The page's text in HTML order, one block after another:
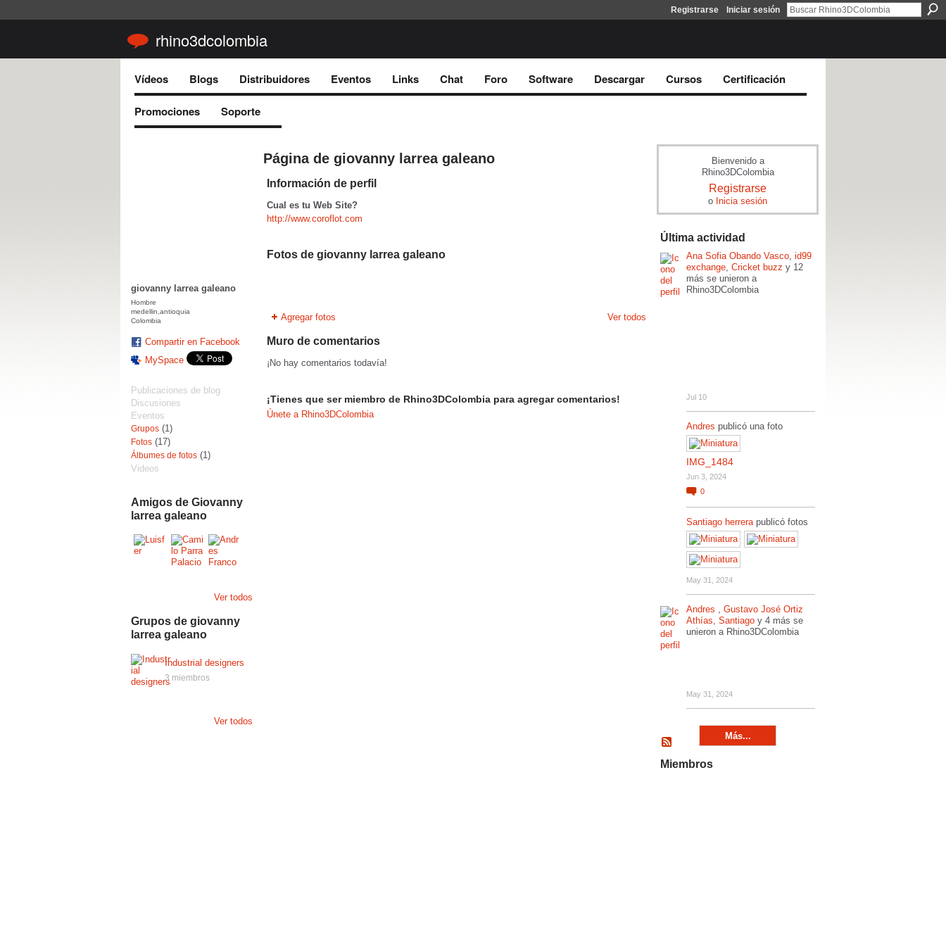
Registrarse Iniciar sesión
rhino3dcolombia
Vídeos Blogs Distribuidores Eventos Links Chat Foro Software Descargar Cursos Certificación
Promociones Soporte
giovanny larrea galeano
Hombre
medellin,antioquia
Colombia
Compartir en Facebook
MySpace
Publicaciones de blog
Discusiones
Eventos
Grupos (1)
Fotos (17)
Álbumes de fotos (1)
Videos
Amigos de Giovanny
larrea galeano
Ver todos
Grupos de giovanny
larrea galeano
Industrial designers
3 miembros
Ver todos
Página de giovanny larrea galeano
Información de perfil
Cual es tu Web Site?
http://www.coroflot.com
Fotos de giovanny larrea galeano
Agregar fotos Ver todos
Muro de comentarios
¡No hay comentarios todavía!
¡Tienes que ser miembro de Rhino3DColombia para agregar comentarios!
Únete a Rhino3DColombia
Bienvenido a
Rhino3DColombia
Registrarse
o Inicia sesión
Última actividad
Ana Sofia Obando Vasco, id99
exchange, Cricket buzz y 12
más se unieron a
Rhino3DColombia
Jul 10
Andres publicó una foto
IMG_1484
Jun 3, 2024
0
Santiago herrerapublicó fotos
May 31, 2024
Andres , Gustavo José Ortiz
Athías, Santiago y 4 más se
unieron a Rhino3DColombia
May 31, 2024
Más...
Miembros